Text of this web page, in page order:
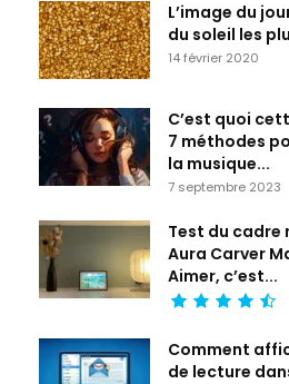
L’image du
du soleil les
14 février 2020
C’est quoi
7 méthodes
la musique...
7 septembre 2023
Test du cadre
Aura Carver
Aimer, c’est...
Comment
de lecture